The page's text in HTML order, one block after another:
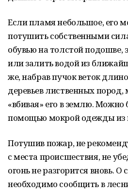
Если пламя небольшое, его
потушить собственными
обувью на толстой подошве,
или залить водой из
же, набрав пучок веток
деревьев лиственных
«вбивая» его в землю. Можно
помощью мокрой одежды из
Потушив пожар, не
с места происшествия, не
огонь не разгорится вновь.
необходимо сообщить в